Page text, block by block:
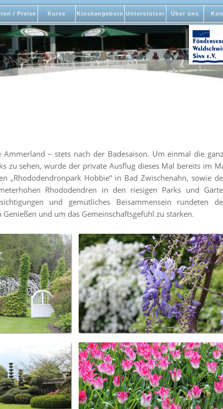
/ Preise Kurse Kioskangebote Unterstützer Über uns
– stets nach der Badesaison. Um einmal die
zu sehen, wurde der private Ausflug dieses Mal bereits im
„Rhododendronpark Hobbie“ in Bad Zwischenahn, sowie
Rhododendren in den riesigen Parks und
und gemütliches Beisammensein rundeten
und um das Gemeinschaftsgefühl zu stärken.